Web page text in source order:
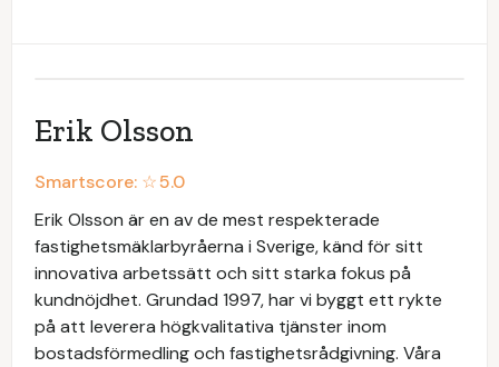
Erik Olsson
Smartscore: ☆5.0
Erik Olsson är en av de mest respekterade
fastighetsmäklarbyråerna i Sverige, känd för sitt
innovativa arbetssätt och sitt starka fokus på
kundnöjdhet. Grundad 1997, har vi byggt ett rykte
på att leverera högkvalitativa tjänster inom
bostadsförmedling och fastighetsrådgivning. Våra